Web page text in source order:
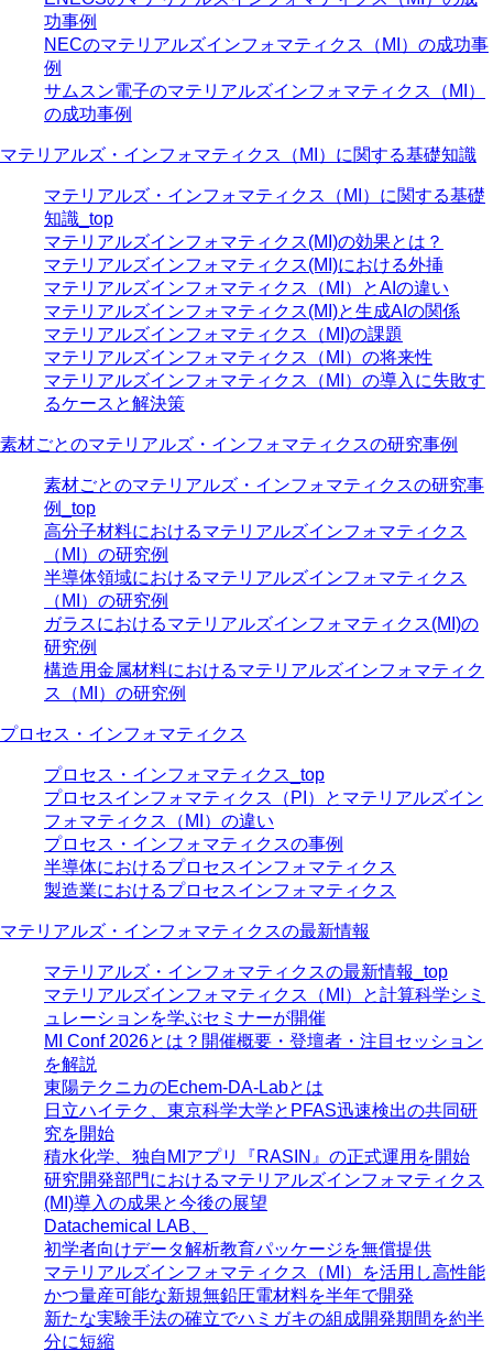
功事例
NECのマテリアルズインフォマティクス（MI）の成功事
例
サムスン電子のマテリアルズインフォマティクス（MI）
の成功事例
マテリアルズ・インフォマティクス（MI）に関する基礎知識
マテリアルズ・インフォマティクス（MI）に関する基礎
知識_top
マテリアルズインフォマティクス(MI)の効果とは？
マテリアルズインフォマティクス(MI)における外挿
マテリアルズインフォマティクス（MI）とAIの違い
マテリアルズインフォマティクス(MI)と生成AIの関係
マテリアルズインフォマティクス（MI)の課題
マテリアルズインフォマティクス（MI）の将来性
マテリアルズインフォマティクス（MI）の導入に失敗す
るケースと解決策
素材ごとのマテリアルズ・インフォマティクスの研究事例
素材ごとのマテリアルズ・インフォマティクスの研究事
例_top
高分子材料におけるマテリアルズインフォマティクス
（MI）の研究例
半導体領域におけるマテリアルズインフォマティクス
（MI）の研究例
ガラスにおけるマテリアルズインフォマティクス(MI)の
研究例
構造用金属材料におけるマテリアルズインフォマティク
ス（MI）の研究例
プロセス・インフォマティクス
プロセス・インフォマティクス_top
プロセスインフォマティクス（PI）とマテリアルズイン
フォマティクス（MI）の違い
プロセス・インフォマティクスの事例
半導体におけるプロセスインフォマティクス
製造業におけるプロセスインフォマティクス
マテリアルズ・インフォマティクスの最新情報
マテリアルズ・インフォマティクスの最新情報_top
マテリアルズインフォマティクス（MI）と計算科学シミ
ュレーションを学ぶセミナーが開催
MI Conf 2026とは？開催概要・登壇者・注目セッション
を解説
東陽テクニカのEchem-DA-Labとは
日立ハイテク、東京科学大学とPFAS迅速検出の共同研
究を開始
積水化学、独自MIアプリ『RASIN』の正式運用を開始
研究開発部門におけるマテリアルズインフォマティクス
(MI)導入の成果と今後の展望
Datachemical LAB、
初学者向けデータ解析教育パッケージを無償提供
マテリアルズインフォマティクス（MI）を活用し高性能
かつ量産可能な新規無鉛圧電材料を半年で開発
新たな実験手法の確立でハミガキの組成開発期間を約半
分に短縮